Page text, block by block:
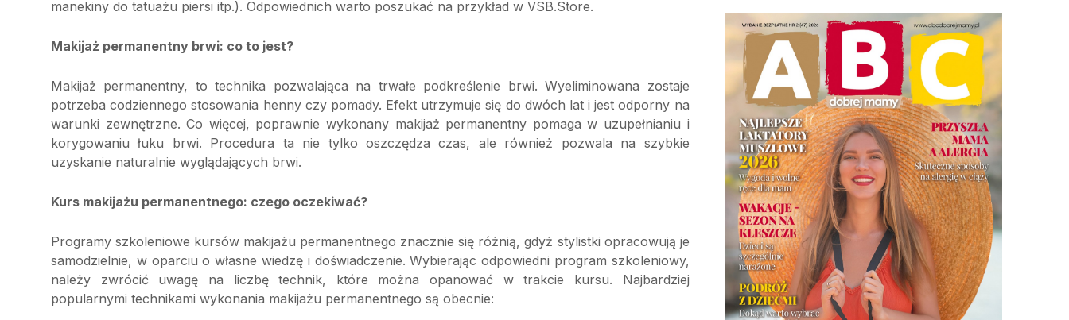
manekiny do tatuażu piersi itp.). Odpowiednich warto poszukać na przykład w VSB.Store.
Makijaż permanentny brwi: co to jest?
Makijaż permanentny, to technika pozwalająca na trwałe podkreślenie brwi. Wyeliminowana zostaje
potrzeba codziennego stosowania henny czy pomady. Efekt utrzymuje się do dwóch lat i jest odporny na
warunki zewnętrzne. Co więcej, poprawnie wykonany makijaż permanentny pomaga w uzupełnianiu i
korygowaniu łuku brwi. Procedura ta nie tylko oszczędza czas, ale również pozwala na szybkie
uzyskanie naturalnie wyglądających brwi.
Kurs makijażu permanentnego: czego oczekiwać?
Programy szkoleniowe kursów makijażu permanentnego znacznie się różnią, gdyż stylistki opracowują je
samodzielnie, w oparciu o własne wiedzę i doświadczenie. Wybierając odpowiedni program szkoleniowy,
należy zwrócić uwagę na liczbę technik, które można opanować w trakcie kursu. Najbardziej
popularnymi technikami wykonania makijażu permanentnego są obecnie: